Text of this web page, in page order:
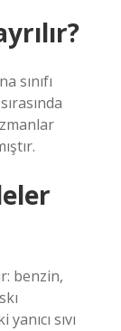
sınıfı
benzin,
sıvı